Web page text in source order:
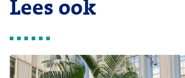
Lees ook